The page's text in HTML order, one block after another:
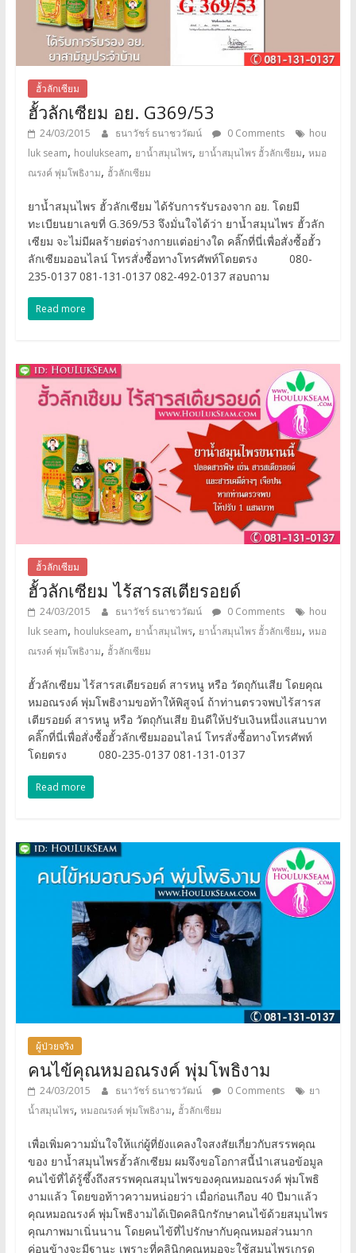
ฮั้วลักเซียม
ฮั้วลักเซียม อย. G369/53
24/03/2015 ธนาวัชร์ ธนาชววัฒน์ 0 Comments
hou
luk seam, houlukseam, ยาน้ำสมุนไพร, ยาน้ำสมุนไพร ฮั้วลักเซียม, หมอ
ณรงค์ พุ่มโพธิงาม, ฮั้วลักเซียม
ยาน้ำสมุนไพร ฮั้วลักเซียม ได้รับการรับรองจาก อย. โดยมี
ทะเบียนยาเลขที่ G.369/53 จึงมั่นใจได้ว่า ยาน้ำสมุนไพร ฮั้วลัก
เซียม จะไม่มีผลร้ายต่อร่างกายแต่อย่างใด คลิ๊กที่นี่เพื่อสั่งซื้อฮั้ว
ลักเซียมออนไลน์ โทรสั่งซื้อทางโทรศัพท์โดยตรง 080-
235-0137 081-131-0137 082-492-0137 สอบถาม
Read more
ฮั้วลักเซียม
ฮั้วลักเซียม ไร้สารสเตียรอยด์
24/03/2015 ธนาวัชร์ ธนาชววัฒน์ 0 Comments
hou
luk seam, houlukseam, ยาน้ำสมุนไพร, ยาน้ำสมุนไพร ฮั้วลักเซียม, หมอ
ณรงค์ พุ่มโพธิงาม, ฮั้วลักเซียม
ฮั้วลักเซียม ไร้สารสเตียรอยด์ สารหนู หรือ วัตถุกันเสีย โดยคุณ
หมอณรงค์ พุ่มโพธิงามขอท้าให้พิสูจน์ ถ้าท่านตรวจพบไร้สารส
เตียรอยด์ สารหนู หรือ วัตถุกันเสีย ยินดีให้ปรับเงินหนึ่งแสนบาท
คลิ๊กที่นี่เพื่อสั่งซื้อฮั้วลักเซียมออนไลน์ โทรสั่งซื้อทางโทรศัพท์
โดยตรง 080-235-0137 081-131-0137
Read more
ผู้ป่วยจริง
คนไข้คุณหมอณรงค์ พุ่มโพธิงาม
24/03/2015 ธนาวัชร์ ธนาชววัฒน์ 0 Comments
ยา
น้ำสมุนไพร, หมอณรงค์ พุ่มโพธิงาม, ฮั้วลักเซียม
เพื่อเพิ่มความมั่นใจให้แก่ผู้ที่ยังแคลงใจสงสัยเกี่ยวกับสรรพคุณ
ของ ยาน้ำสมุนไพรฮั้วลักเซียม ผมจึงขอโอกาสนี้นำเสนอข้อมูล
คนไข้ที่ได้รู้ซึ้งถึงสรรพคุณสมุนไพรของคุณหมอณรงค์ พุ่มโพธิ
งามแล้ว โดยขอท้าวความหน่อยว่า เมื่อก่อนเกือบ 40 ปีมาแล้ว
คุณหมอณรงค์ พุ่มโพธิงามได้เปิดคลินิกรักษาคนไข้ด้วยสมุนไพร
คุณภาพมาเนิ่นนาน โดยคนไข้ที่ไปรักษากับคุณหมอส่วนมาก
ค่อนข้างจะมีฐานะ เพราะที่คลินิกคุณหมอจะใช้สมุนไพรเกรด